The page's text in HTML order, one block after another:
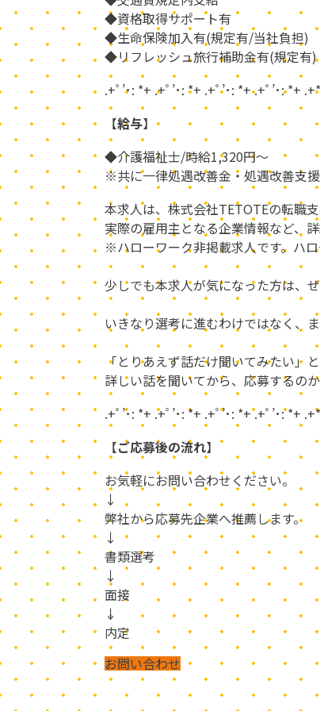
◆資格取得サポート有
◆生命保険加入有(規定有/当社負担)
◆リフレッシュ旅行補助金有(規定有)
.+ﾟ’･: *+ .+ﾟ’･: *+ .+ﾟ’･: *+ .+ﾟ’･: *+
【給与】
◆介護福祉士/時給1,320円～
※共に一律処遇改善金・処遇改善支
本求人は、株式会社TETOTEの転職
実際の雇用主となる企業情報など、
※ハローワーク非掲載求人です。ハ
少しでも本求人が気になった方は、
いきなり選考に進むわけではなく、
「とりあえず話だけ聞いてみたい」
詳しい話を聞いてから、応募するの
.+ﾟ’･: *+ .+ﾟ’･: *+ .+ﾟ’･: *+ .+ﾟ’･: *+
【ご応募後の流れ】
お気軽にお問い合わせください。
↓
弊社から応募先企業へ推薦します。
↓
書類選考
↓
面接
↓
内定
お問い合わせ